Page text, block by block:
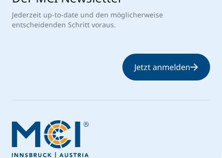
Jederzeit up-to-date und den möglicherweise
entscheidenden Schritt voraus.
Jetzt anmelden